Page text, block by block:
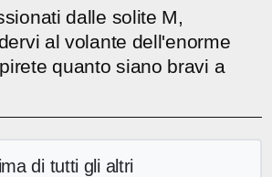
dalle solite M,
al volante dell'enorme
quanto siano bravi a
di tutti gli altri